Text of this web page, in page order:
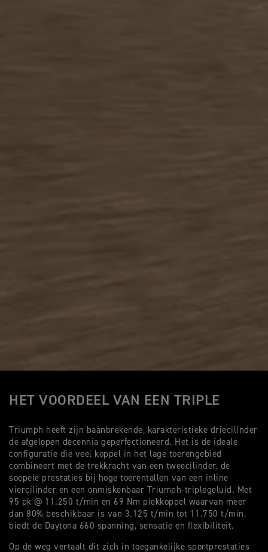
HET VOORDEEL VAN EEN TRIPLE
Triumph heeft zijn baanbrekende, karakteristieke driecilinder
de afgelopen decennia geperfectioneerd. Het is de ideale
configuratie die veel koppel in het lage toerengebied
combineert met de trekkracht van een tweecilinder, de
soepele prestaties bij hoge toerentallen van een inline
viercilinder en een onmiskenbaar Triumph-triplegeluid. Met
95 pk @ 11.250 t/min en 69 Nm piekkoppel waarvan meer
dan 80% beschikbaar is van 3.125 t/min tot 11.750 t/min,
biedt de Daytona 660 spanning, sensatie en flexibiliteit.
Op de weg vertaalt dit zich in toegankelijke sportprestaties